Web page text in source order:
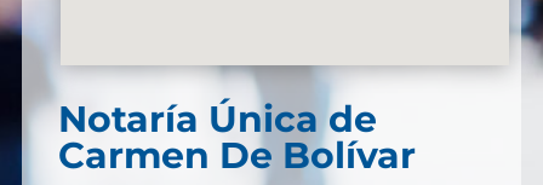
Notaría Única de
Carmen De Bolívar